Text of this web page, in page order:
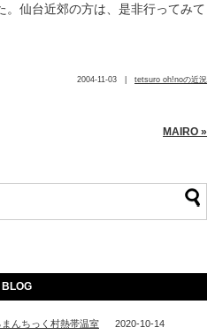
。仙台近郊の方は、是非行ってみて
2004-11-03 |tetsuro oh!noの近況
MAIRO »
BLOG
んちっく村熱帯温室 2020-10-14